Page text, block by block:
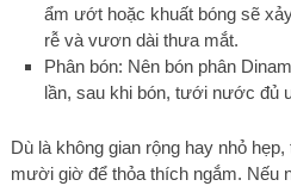
ẩm ướt hoặc khuất bóng sẽ
rễ và vươn dài thưa mắt.
Phân bón: Nên bón phân
lần, sau khi bón, tưới nước đủ
Dù là không gian rộng hay nhỏ
mười giờ để thỏa thích ngắm. Nếu